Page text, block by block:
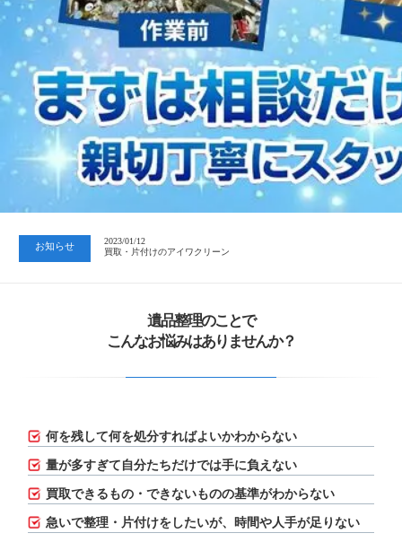
お知らせ
2023/01/12
買取・片付けのアイワクリーン
2023/07/24
中日新聞 岐阜版「空き家対策SOS」コーナーに掲載いただきまし…
2023/01/12
買取・片付けのアイワクリーン
遺品整理のことで
こんなお悩みはありませんか？
何を残して何を処分すればよいかわからない
量が多すぎて自分たちだけでは手に負えない
買取できるもの・できないものの基準がわからない
急いで整理・片付けをしたいが、 時間や人手が足りない